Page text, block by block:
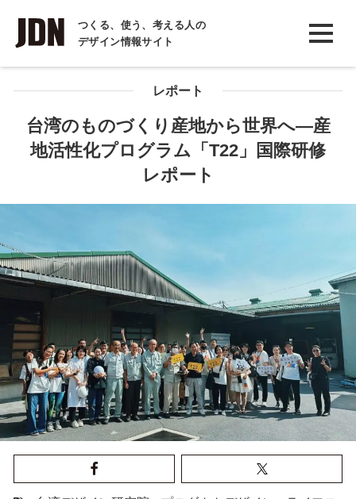
つくる、使う、考える人の
デザイン情報サイト
INTERVIEW
インタビュー
REPORT
COLUMN
レポート
台湾のものづくり産地から世界へ―産
地活性化プログラム「T22」国際研修
レポート